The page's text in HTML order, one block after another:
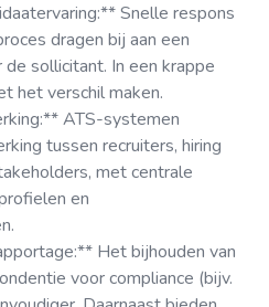
Snelle respons
dragen bij aan een
sollicitant. In een krappe
het verschil maken.
ATS-systemen
tussen recruiters, hiring
met centrale
en
Het bijhouden van
voor compliance (bijv.